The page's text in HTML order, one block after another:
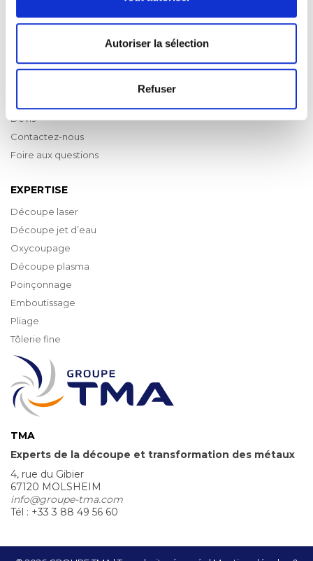
Autoriser la sélection
Refuser
ACCÈS RAPIDE
Bureau d’études et méthodes
Devis
Contactez-nous
Foire aux questions
EXPERTISE
Découpe laser
Découpe jet d’eau
Oxycoupage
Découpe plasma
Poinçonnage
Emboutissage
Pliage
Tôlerie fine
TMA
Experts de la découpe et transformation des métaux
4, rue du Gibier
67120 MOLSHEIM
info@groupe-tma.com
Tél : +33 3 88 49 56 60